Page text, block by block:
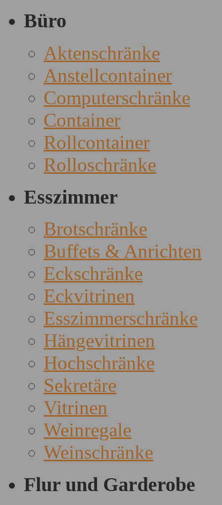
Büro
Aktenschränke
Anstellcontainer
Computerschränke
Container
Rollcontainer
Rolloschränke
Esszimmer
Brotschränke
Buffets & Anrichten
Eckschränke
Eckvitrinen
Esszimmerschränke
Hängevitrinen
Hochschränke
Sekretäre
Vitrinen
Weinregale
Weinschränke
Flur und Garderobe